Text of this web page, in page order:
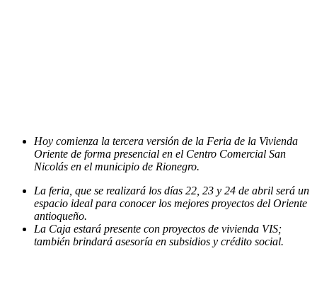
Hoy comienza la tercera versión de la Feria de la Vivienda
Oriente de forma presencial en el Centro Comercial San
Nicolás en el municipio de Rionegro.
La feria, que se realizará los días 22, 23 y 24 de abril será un
espacio ideal para conocer los mejores proyectos del Oriente
antioqueño.
La Caja estará presente con proyectos de vivienda VIS;
también brindará asesoría en subsidios y crédito social.